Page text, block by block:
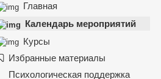
Главная
Календарь мероприятий
Курсы
Избранные материалы
Психологическая поддержка